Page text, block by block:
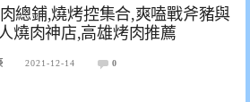
總鋪,燒烤控集合,爽嗑戰斧豬與
燒肉神店,高雄烤肉推薦
2021-12-14 0